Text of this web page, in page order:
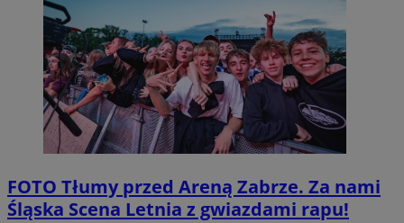
FOTO Tłumy przed Areną Zabrze. Za nami
Śląska Scena Letnia z gwiazdami rapu!